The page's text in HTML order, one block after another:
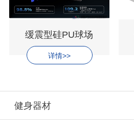
缓震型硅PU球场
详情>>
健身器材